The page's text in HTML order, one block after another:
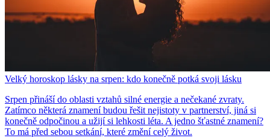
Velký horoskop lásky na srpen: kdo konečně potká svoji lásku
Srpen přináší do oblasti vztahů silné energie a nečekané zvraty.
Zatímco některá znamení budou řešit nejistoty v partnerství, jiná si
konečně odpočinou a užijí si lehkosti léta. A jedno šťastné znamení?
To má před sebou setkání, které změní celý život.